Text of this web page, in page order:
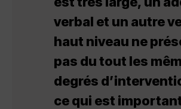
verbal et un autre
haut niveau ne
pas du tout les
degrés
ce qui est